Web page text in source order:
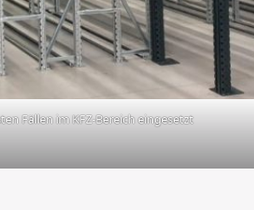
Fällen im KFZ-Bereich eingesetzt